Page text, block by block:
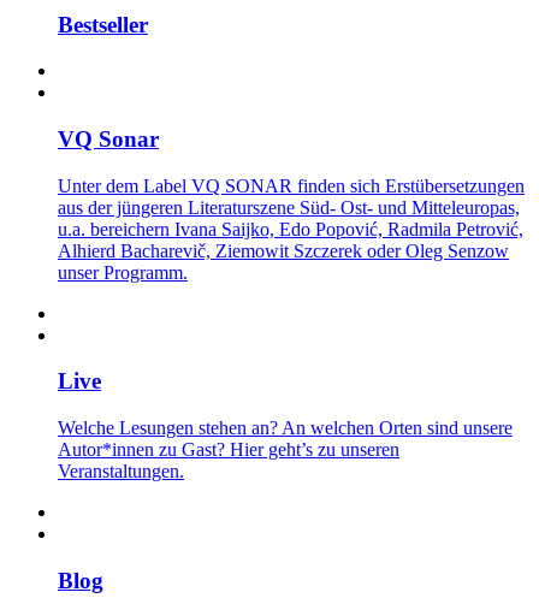
Bestseller
VQ Sonar
Unter dem Label VQ SONAR finden sich Erstübersetzungen
aus der jüngeren Literaturszene Süd- Ost- und Mitteleuropas,
u.a. bereichern Ivana Saijko, Edo Popović, Radmila Petrović,
Alhierd Bacharevič, Ziemowit Szczerek oder Oleg Senzow
unser Programm.
Live
Welche Lesungen stehen an? An welchen Orten sind unsere
Autor*innen zu Gast? Hier geht’s zu unseren
Veranstaltungen.
Blog